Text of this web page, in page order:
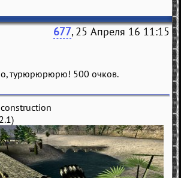
677, 25 Апреля 16 11:15
турюрюрюрю! 500 очков.